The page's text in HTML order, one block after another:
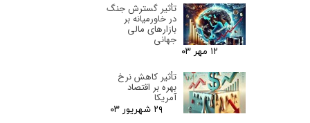
تأثیر گسترش جنگ
در خاورمیانه بر
بازارهای مالی
جهانی
۱۲ مهر ۰۳
تأثیر کاهش نرخ
بهره بر اقتصاد
آمریکا
۲۹ شهریور ۰۳